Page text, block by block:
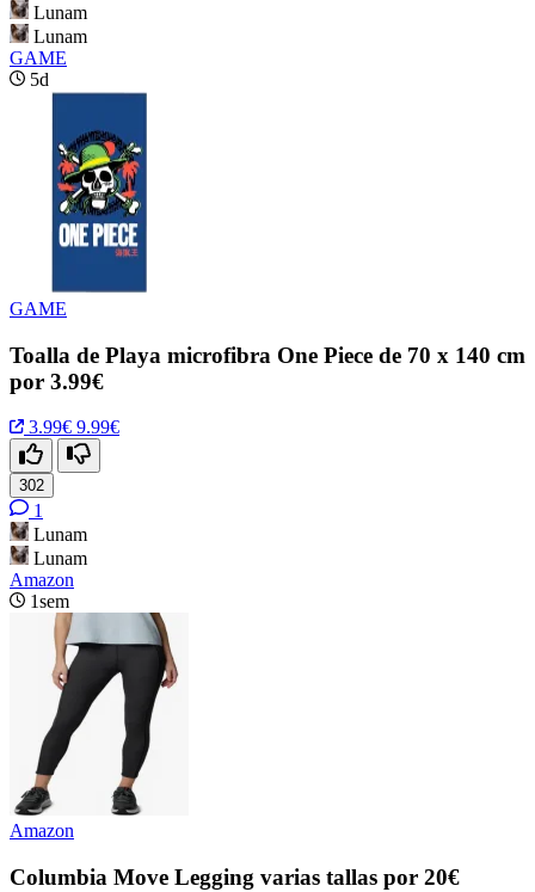
Lunam
Lunam
GAME
5d
GAME
Toalla de Playa microfibra One Piece de 70 x 140 cm
por 3.99€
3.99€ 9.99€
302
1
Lunam
Lunam
Amazon
1sem
Amazon
Columbia Move Legging varias tallas por 20€